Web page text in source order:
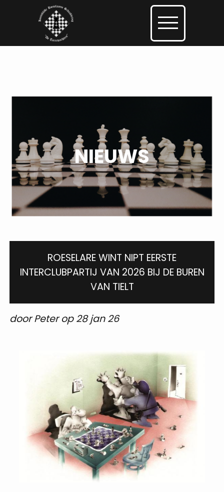
NIEUWS
ROESELARE WINT NIPT EERSTE
INTERCLUBPARTIJ VAN 2026 BIJ DE BUREN
VAN TIELT
door Peter op 28 jan 26